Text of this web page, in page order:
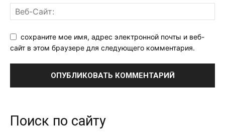
сохраните мое имя, адрес электронной почты и веб-
сайт в этом браузере для следующего комментария.
Поиск по сайту